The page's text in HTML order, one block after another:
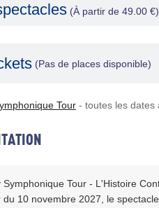
(À partir de 49.00 €)
(Pas de places disponible)
Tour - toutes les dates
Symphonique Tour - L'Histoire
du 10 novembre 2027, le